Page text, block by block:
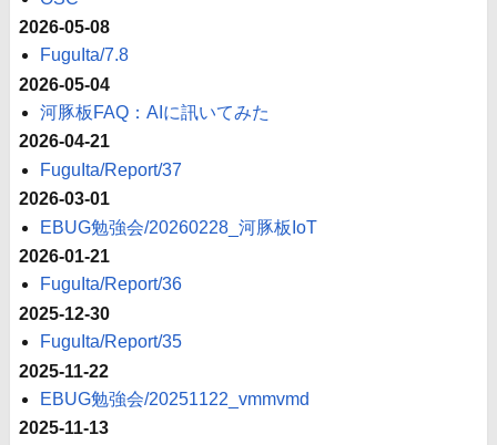
2026-05-08
FuguIta/7.8
2026-05-04
河豚板FAQ：AIに訊いてみた
2026-04-21
FuguIta/Report/37
2026-03-01
EBUG勉強会/20260228_河豚板IoT
2026-01-21
FuguIta/Report/36
2025-12-30
FuguIta/Report/35
2025-11-22
EBUG勉強会/20251122_vmmvmd
2025-11-13